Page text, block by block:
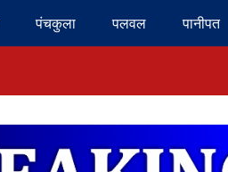
पंचकुला पलवल पानीपत